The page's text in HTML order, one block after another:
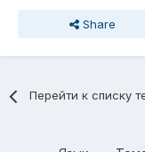
Share
Перейти к списку